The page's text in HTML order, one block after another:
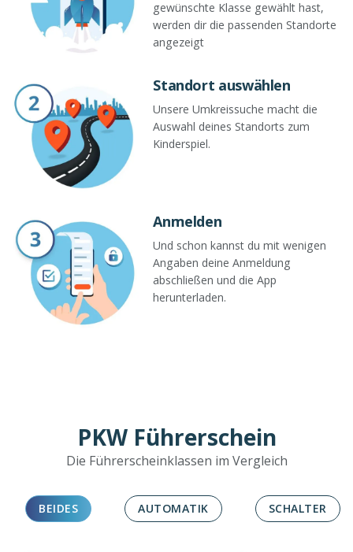
gewünschte Klasse gewählt hast,
werden dir die passenden Standorte
angezeigt
Standort auswählen
Unsere Umkreissuche macht die
Auswahl deines Standorts zum
Kinderspiel.
Anmelden
Und schon kannst du mit wenigen
Angaben deine Anmeldung
abschließen und die App
herunterladen.
PKW Führerschein
Die Führerscheinklassen im Vergleich
BEIDES AUTOMATIK SCHALTER